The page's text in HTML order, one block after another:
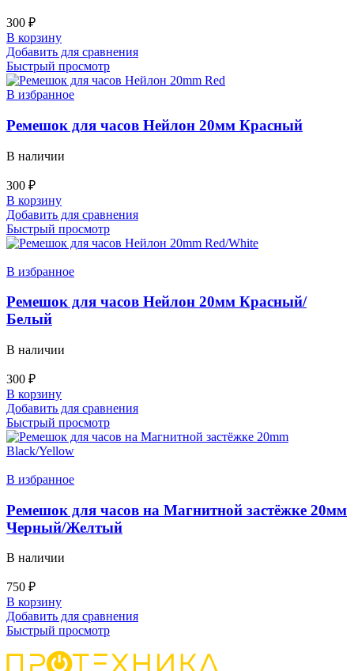
300 ₽
В корзину
Добавить для сравнения
Быстрый просмотр
В избранное
Ремешок для часов Нейлон 20мм Красный
В наличии
300 ₽
В корзину
Добавить для сравнения
Быстрый просмотр
В избранное
Ремешок для часов Нейлон 20мм Красный/
Белый
В наличии
300 ₽
В корзину
Добавить для сравнения
Быстрый просмотр
В избранное
Ремешок для часов на Магнитной застёжке 20мм
Черный/Желтый
В наличии
750 ₽
В корзину
Добавить для сравнения
Быстрый просмотр